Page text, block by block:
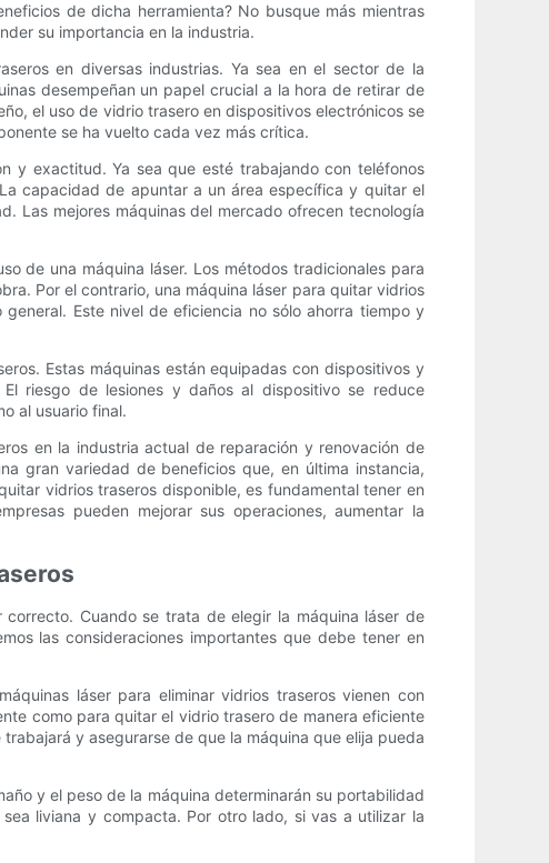
de dicha herramienta? No busque más mientras
su importancia en la industria.
en diversas industrias. Ya sea en el sector de la
desempeñan un papel crucial a la hora de retirar de
el uso de vidrio trasero en dispositivos electrónicos se
se ha vuelto cada vez más crítica.
y exactitud. Ya sea que esté trabajando con teléfonos
capacidad de apuntar a un área específica y quitar el
Las mejores máquinas del mercado ofrecen tecnología
de una máquina láser. Los métodos tradicionales para
Por el contrario, una máquina láser para quitar vidrios
Este nivel de eficiencia no sólo ahorra tiempo y
Estas máquinas están equipadas con dispositivos y
riesgo de lesiones y daños al dispositivo se reduce
al usuario final.
en la industria actual de reparación y renovación de
gran variedad de beneficios que, en última instancia,
vidrios traseros disponible, es fundamental tener en
pueden mejorar sus operaciones, aumentar la
Cuando se trata de elegir la máquina láser de
las consideraciones importantes que debe tener en
láser para eliminar vidrios traseros vienen con
como para quitar el vidrio trasero de manera eficiente
y asegurarse de que la máquina que elija pueda
y el peso de la máquina determinarán su portabilidad
liviana y compacta. Por otro lado, si vas a utilizar la